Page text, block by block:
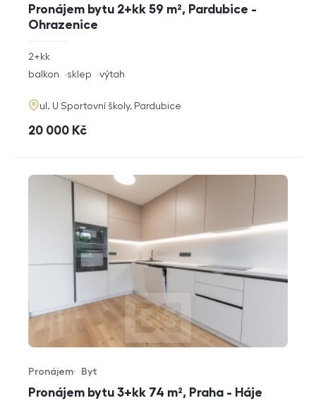
Pronájem bytu 2+kk 59 m², Pardubice -
Ohrazenice
rozměry
dispozice
2+kk
funkce
balkon sklep výtah
adresa
ul. U Sportovní školy, Pardubice
cena
20 000 Kč
Pronájem bytu 3+kk 74 m², Praha - Háje
Typ nabídky
Pronájem
Typ nemovitosti
Byt